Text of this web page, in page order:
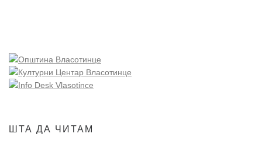
ШТА ДА ЧИТАМ